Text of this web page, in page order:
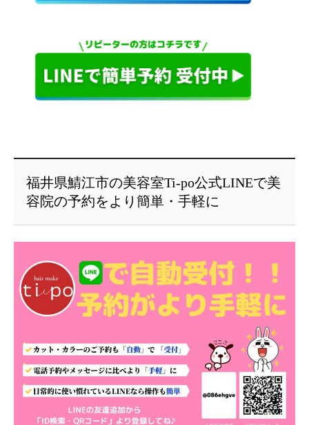
福井県鯖江市の美容室Ti-po公式LINEで美
容院の予約をより簡単・手軽に